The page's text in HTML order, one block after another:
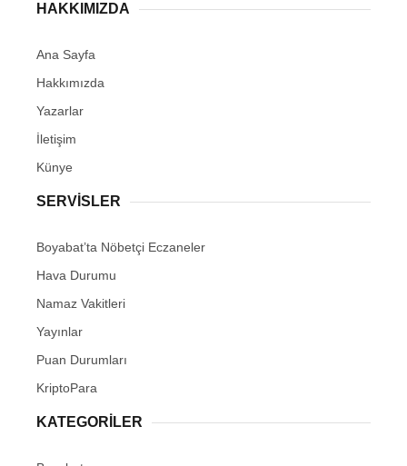
HAKKIMIZDA
Ana Sayfa
Hakkımızda
Yazarlar
İletişim
Künye
SERVISLER
Boyabat’ta Nöbetçi Eczaneler
Hava Durumu
Namaz Vakitleri
Yayınlar
Puan Durumları
KriptoPara
KATEGORILER